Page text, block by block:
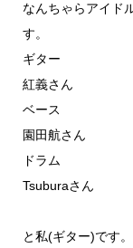
なんちゃらアイド
す。
ギター
紅義さん
ベース
園田航さん
ドラム
Tsuburaさん
と私(ギター)です。